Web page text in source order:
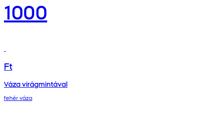
1000
Ft
Váza virágmintával
fehér váza